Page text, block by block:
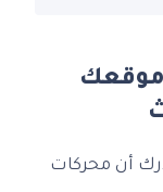
موقعك
أن محركات